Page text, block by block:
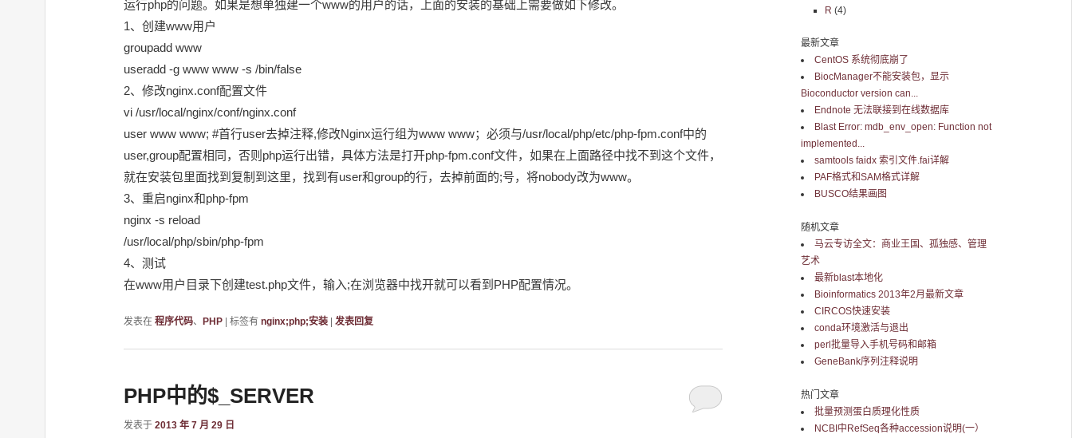
运行php的问题。如果是想单独建一个www的用户的话，上面的安装的基础上需要做如下修改。
1、创建www用户
groupadd www
useradd -g www www -s /bin/false
2、修改nginx.conf配置文件
vi /usr/local/nginx/conf/nginx.conf
user www www; #首行user去掉注释,修改Nginx运行组为www www；必须与/usr/local/php/etc/php-fpm.conf中的
user,group配置相同，否则php运行出错，具体方法是打开php-fpm.conf文件，如果在上面路径中找不到这个文件，
就在安装包里面找到复制到这里，找到有user和group的行，去掉前面的;号，将nobody改为www。
3、重启nginx和php-fpm
nginx -s reload
/usr/local/php/sbin/php-fpm
4、测试
在www用户目录下创建test.php文件，输入;在浏览器中找开就可以看到PHP配置情况。
发表在 程序代码、 PHP 标签有 nginx;php;安装 发表回复
PHP中的$_SERVER
发表于 2013 年 7 月 29 日
R (4)
最新文章
CentOS 系统彻底崩了
BiocManager不能安装包，显示
Bioconductor version can...
Endnote 无法联接到在线数据库
Blast Error: mdb_env_open: Function not
implemented...
samtools faidx 索引文件.fai详解
PAF格式和SAM格式详解
BUSCO结果画图
随机文章
马云专访全文：商业王国、孤独感、管理
艺术
最新blast本地化
Bioinformatics 2013年2月最新文章
CIRCOS快速安装
conda环境激活与退出
perl批量导入手机号码和邮箱
GeneBank序列注释说明
热门文章
批量预测蛋白质理化性质
NCBI中RefSeq各种accession说明(一）